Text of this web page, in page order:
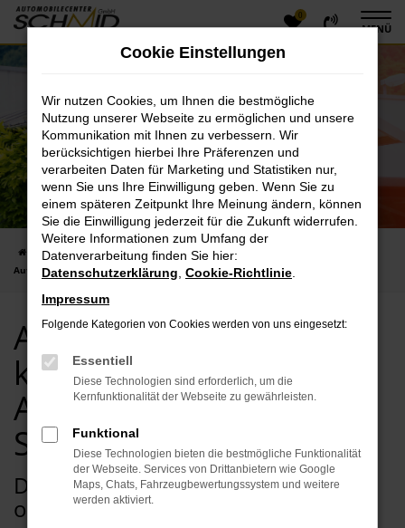
Zum
Hauptinhalt
0
MENÜ
Startseite Hersteller Audi
Audi Tageszulassung kaufen bei
Automobilecenter Schmid GmbH
Audi Tageszulassung
kaufen bei
Automobilecenter
Schmid GmbH
Die Audi Tageszulassung oder: das
optimale Preis-Leistungs-Verhältnis
Cookie Einstellungen
Wir nutzen Cookies, um Ihnen die bestmögliche
Nutzung unserer Webseite zu ermöglichen und unsere
Kommunikation mit Ihnen zu verbessern. Wir
berücksichtigen hierbei Ihre Präferenzen und
verarbeiten Daten für Marketing und Statistiken nur,
wenn Sie uns Ihre Einwilligung geben. Wenn Sie zu
einem späteren Zeitpunkt Ihre Meinung ändern, können
Sie die Einwilligung jederzeit für die Zukunft widerrufen.
Weitere Informationen zum Umfang der
Datenverarbeitung finden Sie hier:
Datenschutzerklärung Cookie-Richtlinie
Impressum
Folgende Kategorien von Cookies werden von uns eingesetzt:
Essentiell
Diese Technologien sind erforderlich, um die
Kernfunktionalität der Webseite zu gewährleisten.
Funktional
Diese Technologien bieten die bestmögliche Funktionalität
der Webseite. Services von Drittanbietern wie Google
Maps, Chats, Fahrzeugbewertungssystem und weitere
werden aktiviert.